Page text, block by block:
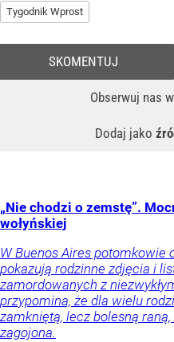
Tygodnik Wprost
Obserwuj nas w
Dodaj jako
SKOMENTUJ
„Nie chodzi o zemstę”.
wołyńskiej
W Buenos Aires potomkowie
pokazują rodzinne zdjęcia i
zamordowanych z
przypomina, że dla wielu
zamkniętą, lecz bolesną
zagojona.